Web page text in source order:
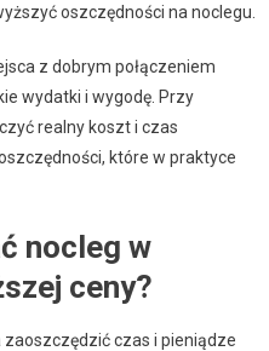
oszczędności na noclegu.
z dobrym połączeniem
wydatki i wygodę. Przy
realny koszt i czas
które w praktyce
nocleg w
ceny?
czas i pieniądze